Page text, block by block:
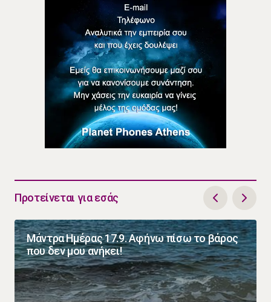
Προτείνεται για εσάς
Μάντρα Ημέρας 17.9. Αφήνω πίσω το βάρος
που δεν μου ανήκει!